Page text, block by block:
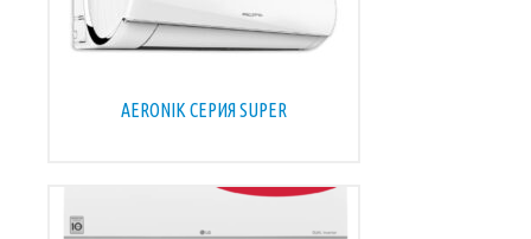
AERONIK СЕРИЯ SUPER